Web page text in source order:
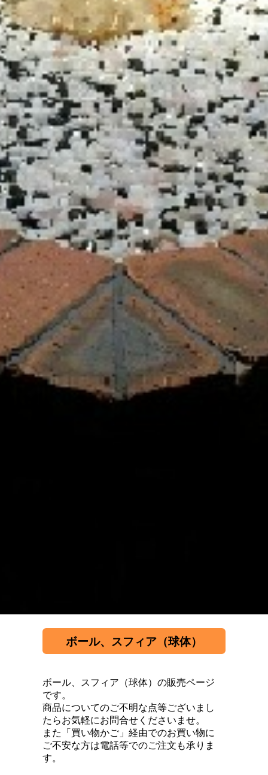
ボール、スフィア（球体）
ボール、スフィア（球体）の販売ページ
です。
商品についてのご不明な点等ございまし
たらお気軽にお問合せくださいませ。
また「買い物かご」経由でのお買い物に
ご不安な方は電話等でのご注文も承りま
す。